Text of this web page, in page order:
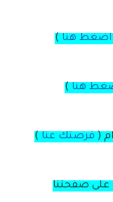
اضغط هنا )
هنا )
( فرصتك عنا )
على صفحتنا